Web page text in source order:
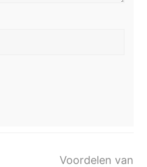
next
Voordelen van